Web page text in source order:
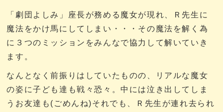
「劇団よしみ」座長が務める魔女が現れ、Ｒ先生に
魔法をかけ馬にしてしまい・・・その魔法を解く為
に３つのミッションをみんなで協力して解いていき
ます。
なんとなく前振りはしていたものの、リアルな魔女
の姿に子ども達も戦々恐々。中には泣き出してしま
うお友達も(ごめんね)それでも、Ｒ先生が連れ去られ